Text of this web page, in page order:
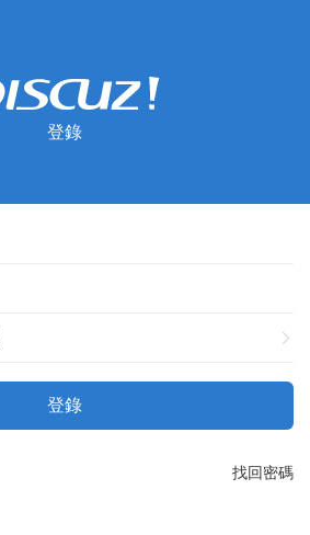
登錄
登錄
找回密碼